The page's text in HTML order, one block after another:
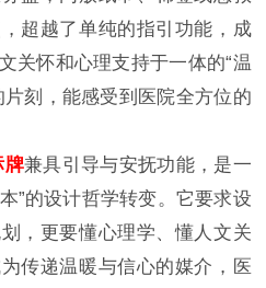
超越了单纯的指引功能，成
关怀和心理支持于一体的“温
刻，能感受到医院全方位的
牌兼具引导与安抚功能，是一
”的设计哲学转变。它要求设
，更要懂心理学、懂人文关
传递温暖与信心的媒介，医